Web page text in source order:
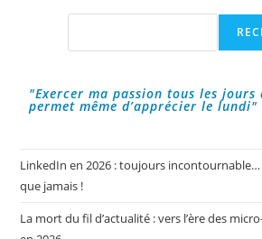
Tant
Entrepreneur
"Exercer ma passion tous les jours
permet même d’apprécier le lundi"
LinkedIn en 2026 : toujours
que jamais !
La mort du fil d’actualité : vers l’ère des